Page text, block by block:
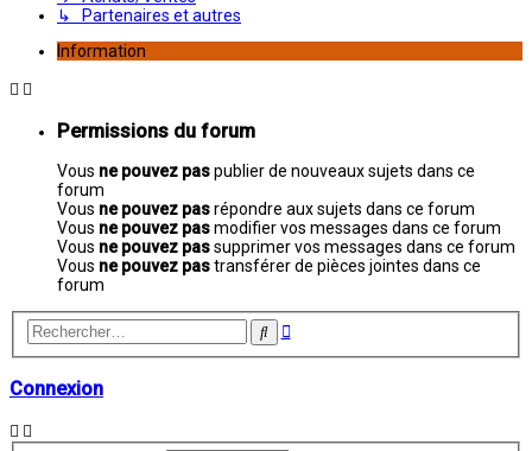
↳ Partenaires et autres
Information
Permissions du forum
Vous ne pouvez paspublier de nouveaux sujets dans ce
forum
Vous ne pouvez pasrépondre aux sujets dans ce forum
Vous ne pouvez pasmodifier vos messages dans ce forum
Vous ne pouvez passupprimer vos messages dans ce forum
Vous ne pouvez pastransférer de pièces jointes dans ce
forum
Rechercher
Recherche
Connexion